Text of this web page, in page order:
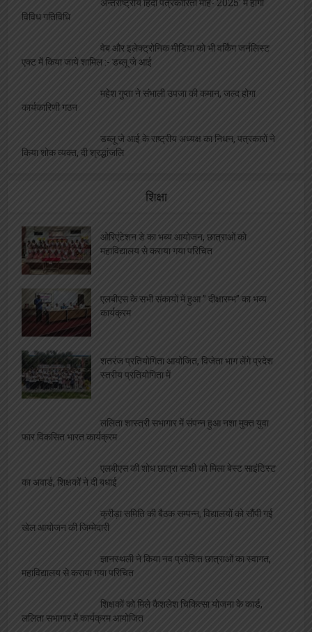
अन्तर्राष्ट्रीय हिंदी पत्रकारिता माह- 2025′ में होंगी
विविध गतिविधि
वेब और इलेक्ट्रोनिक मीडिया को भी वर्किंग जर्नलिस्ट
एक्ट में किया जाये शामिल :- डब्लू जे आई
महेश गुप्ता ने संभाली उपजा की कमान, जल्द होगा
कार्यकारिणी गठन
डब्लू जे आई के राष्ट्रीय अध्यक्ष का निधन, पत्रकारों ने
किया शोक व्यक्त, दी श्रद्धांजलि
शिक्षा
ओरिएंटेशन डे का भब्य आयोजन, छात्राओं को
महाविद्यालय से कराया गया परिचित
एलबीएस के सभी संकायों में हुआ ” दीक्षारम्भ” का भव्य
कार्यक्रम
शतरंज प्रतियोगिता आयोजित, विजेता भाग लेंगे प्रदेश
स्तरीय प्रतियोगिता में
ललिता शास्त्री सभागार में संपन्न हुआ नशा मुक्त युवा
फार विकसित भारत कार्यक्रम
एलबीएस की शोध छात्रा साक्षी को मिला बेस्ट साइंटिस्ट
का अवार्ड, शिक्षकों ने दी बधाई
क्रीड़ा समिति की बैठक सम्पन्न, विद्यालयों को सौंपी गई
खेल आयोजन की जिम्मेदारी
ज्ञानस्थली ने किया नव प्रवेशित छात्राओं का स्वागत,
महाविद्यालय से कराया गया परिचित
शिक्षकों को मिले कैशलेश चिकित्सा योजना के कार्ड,
ललिता सभागार में कार्यक्रम आयोजित